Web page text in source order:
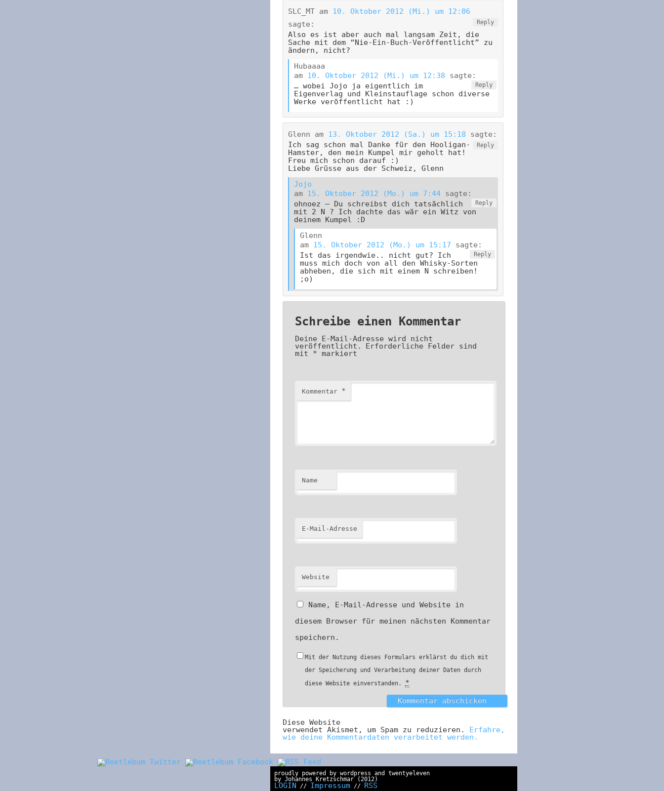
SLC_MT am 10. Oktober 2012 (Mi.) um 12:06
sagte:
Reply
Also es ist aber auch mal langsam Zeit, die
Sache mit dem “Nie-Ein-Buch-Veröffentlicht” zu
ändern, nicht?
Hubaaaa
am 10. Oktober 2012 (Mi.) um 12:38 sagte:
Reply
… wobei Jojo ja eigentlich im
Eigenverlag und Kleinstauflage schon diverse
Werke veröffentlicht hat :)
Glenn am 13. Oktober 2012 (Sa.) um 15:18 sagte:
Reply
Ich sag schon mal Danke für den Hooligan-
Hamster, den mein Kumpel mir geholt hat!
Freu mich schon darauf :)
Liebe Grüsse aus der Schweiz, Glenn
Jojo
am 15. Oktober 2012 (Mo.) um 7:44 sagte:
Reply
ohnoez – Du schreibst dich tatsächlich
mit 2 N ? Ich dachte das wär ein Witz von
deinem Kumpel :D
Glenn
am 15. Oktober 2012 (Mo.) um 15:17 sagte:
Reply
Ist das irgendwie.. nicht gut? Ich
muss mich doch von all den Whisky-Sorten
abheben, die sich mit einem N schreiben!
;o)
Schreibe einen Kommentar
Deine E-Mail-Adresse wird nicht
veröffentlicht.
Erforderliche Felder sind
mit * markiert
Kommentar *
Name
E-Mail-Adresse
Website
Name, E-Mail-Adresse und Website in
diesem Browser für meinen nächsten Kommentar
speichern.
Mit der Nutzung dieses Formulars erklärst du dich mit
der Speicherung und Verarbeitung deiner Daten durch
diese Website einverstanden. *
Diese Website
verwendet Akismet, um Spam zu reduzieren.
Erfahre,
wie deine Kommentardaten verarbeitet werden.
proudly powered by wordpress and twentyeleven
by Johannes Kretzschmar (2012)
LOGIN // Impressum // RSS